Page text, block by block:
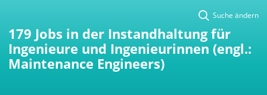
Suche ändern
179 Jobs in der Instandhaltung für
Ingenieure und Ingenieurinnen (engl.:
Maintenance Engineers)